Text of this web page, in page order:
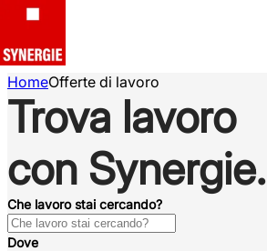
HomeOfferte di lavoro
Trova lavoro
con Synergie.
Che lavoro stai cercando?
Dove